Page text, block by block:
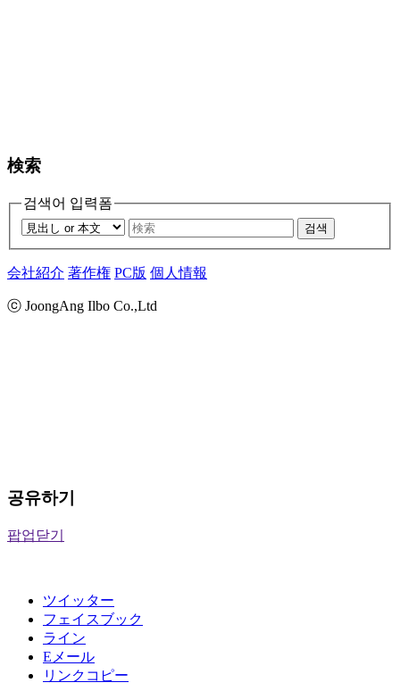
検索
검색어 입력폼
검색
会社紹介 著作権 PC版 個人情報
ⓒ JoongAng Ilbo Co.,Ltd
공유하기
팝업닫기
ツイッター
フェイスブック
ライン
Eメール
リンクコピー